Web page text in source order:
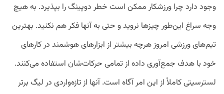
وجود دارد چرا ورزشکار ممکن است خطر دوپینگ را بپذیرد. به هیچ
وجه سراغ این‌طور چیزها نروید و حتی به‌ آنها فکر هم نکنید. بهترین
تیم‌های ورزشی امروز هرچه بیشتر از ابزارهای هوشمند در کارهای
خود با هدف جمع‌آوری داده از تمامی حرکات‌شان استفاده می‌کنند.
لسترسیتی کاملاً از این امر آگاه است. آنها از تازه‌واردی در لیگ برتر